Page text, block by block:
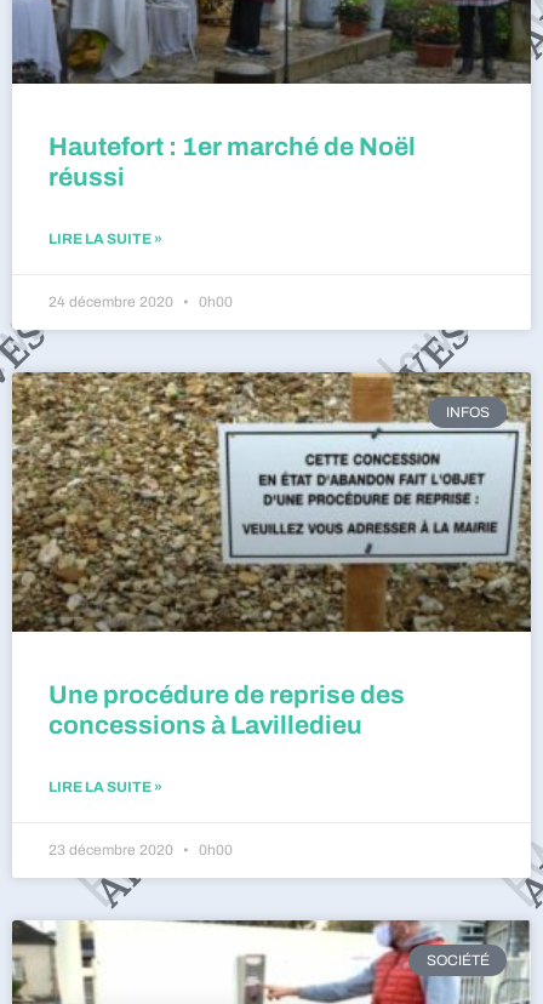
Hautefort : 1er marché de Noël
réussi
LIRE LA SUITE »
24 décembre 2020 0h00
INFOS
Une procédure de reprise des
concessions à Lavilledieu
LIRE LA SUITE »
23 décembre 2020 0h00
SOCIÉTÉ